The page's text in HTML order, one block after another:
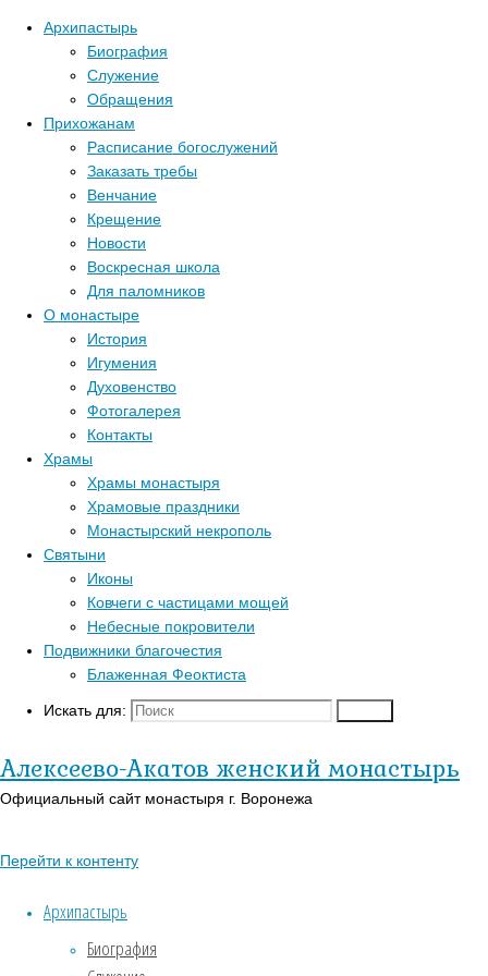
Архипастырь
Биография
Служение
Обращения
Прихожанам
Расписание богослужений
Заказать требы
Венчание
Крещение
Новости
Воскресная школа
Для паломников
О монастыре
История
Игумения
Духовенство
Фотогалерея
Контакты
Храмы
Храмы монастыря
Храмовые праздники
Монастырский некрополь
Святыни
Иконы
Ковчеги с частицами мощей
Небесные покровители
Подвижники благочестия
Блаженная Феоктиста
Искать для:
Алексеево-Акатов женский монастырь
Официальный сайт монастыря г. Воронежа
Перейти к контенту
Архипастырь
Биография
Главная
страница
Актуально
я
по
Пятидесятнице
Неделя
14-
по
Пятидесятнице
Популярные записи
Блаженная Феоктиста
Контакты
Для паломников
История
Заказать требы
Святыни
Страницы
Духовный кант «Матерь
Духовный кант «Слава Богу
В-
Православии.рф